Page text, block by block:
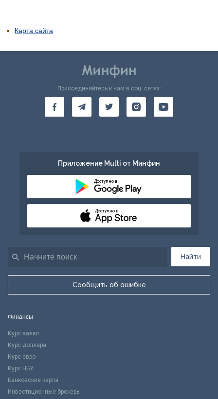
Карта сайта
Найти
Сообщить об ошибке
Присоединяйтесь к нам в соц. сетях:
Приложение Multi от Минфин
Доступно в
Доступно в
Финансы
Курс валют
Курс доллара
Курс евро
Курс НБУ
Банковские карты
Инвестиционные брокеры